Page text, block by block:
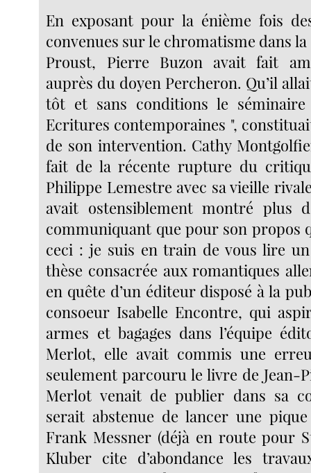
En exposant pour la énième fois
convenues sur le chromatisme dans
Proust, Pierre Buzon avait fait
auprès du doyen Percheron. Qu’il
tôt et sans conditions le
Ecritures contemporaines ",
de son intervention. Cathy
fait de la récente rupture du
Philippe Lemestre avec sa vieille
avait ostensiblement montré plus
communiquant que pour son propos
ceci : je suis en train de vous lire
thèse consacrée aux romantiques
en quête d’un éditeur disposé à la
consoeur Isabelle Encontre, qui
armes et bagages dans l’équipe
Merlot, elle avait commis une
seulement parcouru le livre de Jean-
Merlot venait de publier dans sa
serait abstenue de lancer une
Frank Messner (déjà en route pour
Kluber cite d’abondance les